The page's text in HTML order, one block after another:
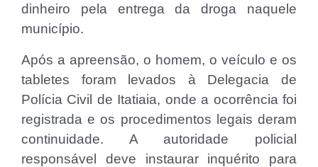
dinheiro pela entrega da droga naquele
município.
Após a apreensão, o homem, o veículo e os
tabletes foram levados à Delegacia de
Polícia Civil de Itatiaia, onde a ocorrência foi
registrada e os procedimentos legais deram
continuidade. A autoridade policial
responsável deve instaurar inquérito para